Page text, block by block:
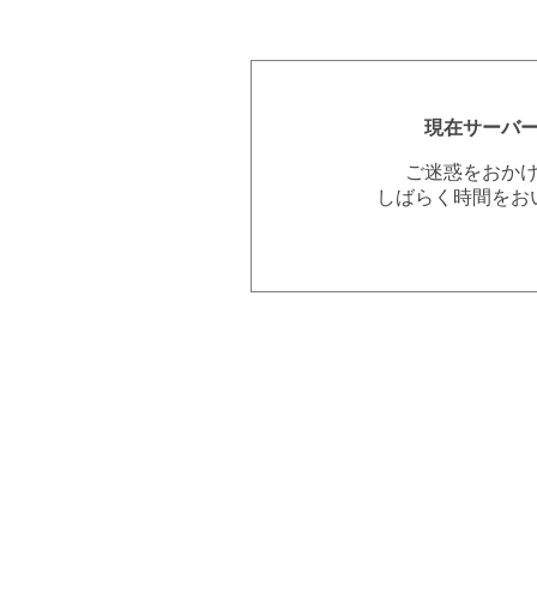
現在サーバ
ご迷惑をおか
しばらく時間を